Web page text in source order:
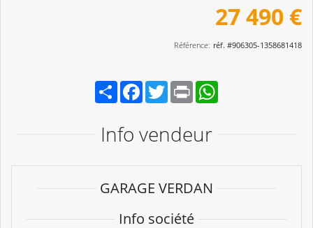
27 490 €
Référence: réf. #906305-1358681418
PartagerFacebook
TwitterPrint
Info vendeur
GARAGE VERDAN
Info société